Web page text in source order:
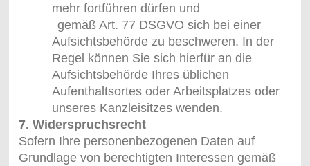
mehr fortführen dürfen und
·
gemäß Art. 77 DSGVO sich bei einer
Aufsichtsbehörde zu beschweren. In der
Regel können Sie sich hierfür an die
Aufsichtsbehörde Ihres üblichen
Aufenthaltsortes oder Arbeitsplatzes oder
unseres Kanzleisitzes wenden.
7. Widerspruchsrecht
Sofern Ihre personenbezogenen Daten auf
Grundlage von berechtigten Interessen gemäß